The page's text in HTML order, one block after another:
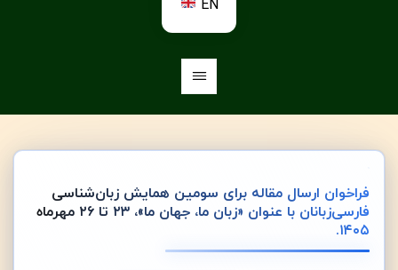
EN
فراخوان ارسال مقاله برای سومین همایش زبان‌شناسی
فارسی‌زبانان با عنوان «زبان ما، جهان ما»، ۲۳ تا ۲۶ مهرماه
۱۴۰۵.